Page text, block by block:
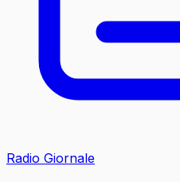
Radio Giornale